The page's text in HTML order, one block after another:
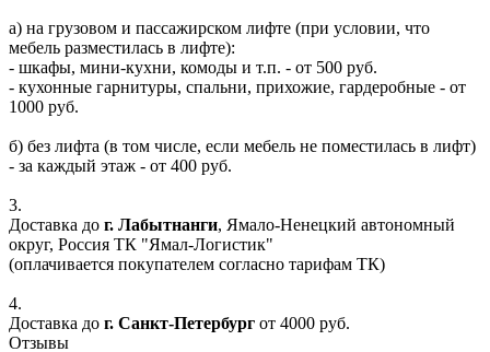
а) на грузовом и пассажирском лифте (при условии, что
мебель разместилась в лифте):
- шкафы, мини-кухни, комоды и т.п. - от 500 руб.
- кухонные гарнитуры, спальни, прихожие, гардеробные - от
1000 руб.
б) без лифта (в том числе, если мебель не поместилась в лифт)
- за каждый этаж - от 400 руб.
3.
Доставка до г. Лабытнанги, Ямало-Ненецкий автономный
округ, Россия ТК "Ямал-Логистик"
(оплачивается покупателем согласно тарифам ТК)
4.
Доставка до г. Санкт-Петербург от 4000 руб.
Отзывы